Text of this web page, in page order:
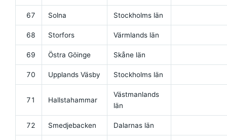
67 Solna Stockholms län
68 Storfors Värmlands län
69 Östra Göinge Skåne län
70 Upplands Väsby Stockholms län
71 Hallstahammar
Västmanlands
län
72 Smedjebacken Dalarnas län